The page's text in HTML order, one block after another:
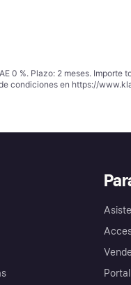
0 %. Plazo: 2 meses.
condiciones en https://